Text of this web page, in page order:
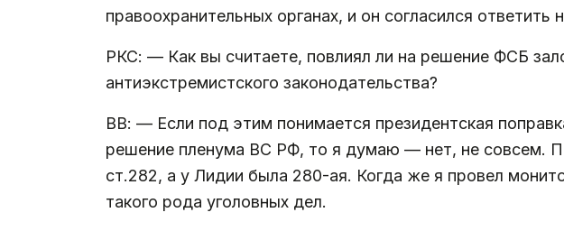
правоохранительных органах, и он согласился ответить
РКС: — Как вы считаете, повлиял ли на решение ФСБ
антиэкстремистского законодательства?
ВВ: — Если под этим понимается президентская
решение пленума ВС РФ, то я думаю — нет, не совсем.
ст.282, а у Лидии была 280-ая. Когда же я провел
такого рода уголовных дел.